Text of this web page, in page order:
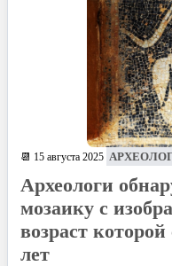
📆 15 августа 2025
Археологи
мозаику с
возраст
лет